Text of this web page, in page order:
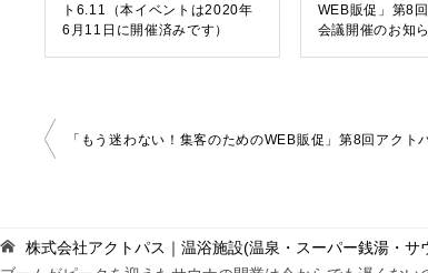
ト6.11（本イベントは2020年
6月11日に開催済みです）
WEB販促」第8
会議開催のお知
投
稿
ー
株式会社アクトパス｜温浴施設(温泉・スーパー銭湯・